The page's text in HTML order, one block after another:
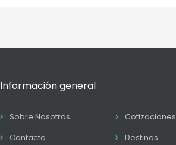
Información general
Sobre Nosotros
Cotizaciones
Contacto
Destinos